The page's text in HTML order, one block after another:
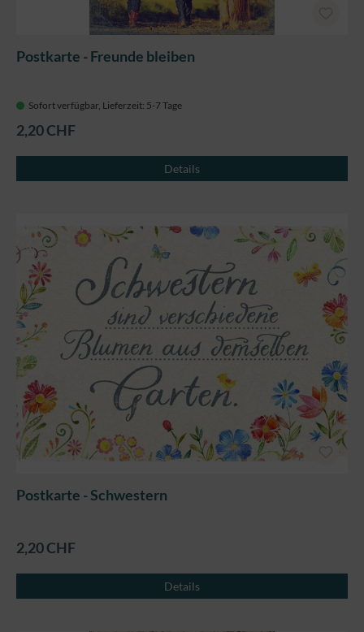
Postkarte - Freunde bleiben
Sofort verfügbar, Lieferzeit: 5-7 Tage
2,20 CHF
Details
Postkarte - Schwestern
2,20 CHF
Details